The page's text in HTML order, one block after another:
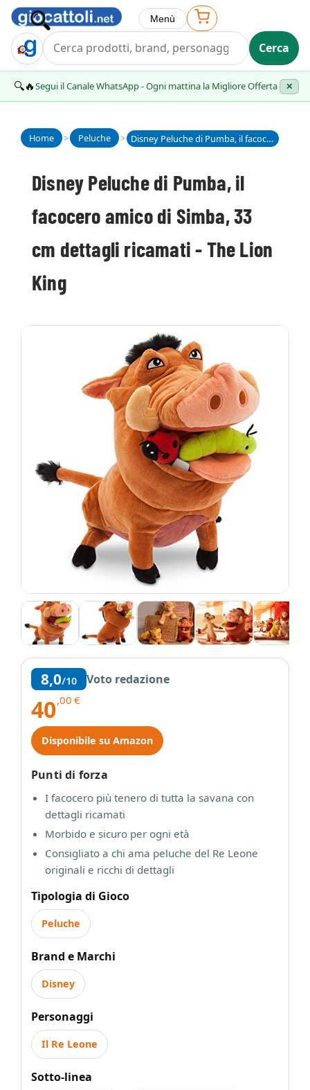
Trova Regalo Cerca
Menù
🔍🔥Segui il Canale WhatsApp - Ogni mattina la Migliore Offerta ✕
Home > Peluche > Disney Peluche di Pumba, il facocero amico di Simba, 33 cm dettagli ricamati - The Lion King
Disney Peluche di Pumba, il
facocero amico di Simba, 33
cm dettagli ricamati - The Lion
King
8,0/10 Voto redazione
40,00 €
Disponibile su Amazon
Punti di forza
I facocero più tenero di tutta la savana con
dettagli ricamati
Morbido e sicuro per ogni età
Consigliato a chi ama peluche del Re Leone
originali e ricchi di dettagli
Tipologia di Gioco
Peluche
Brand e Marchi
Disney
Personaggi
Il Re Leone
Sotto-linea